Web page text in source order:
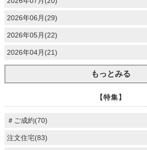
2026年06月(29)
2026年05月(22)
2026年04月(21)
もっとみる
【特集】
＃ご成約(70)
注文住宅(83)